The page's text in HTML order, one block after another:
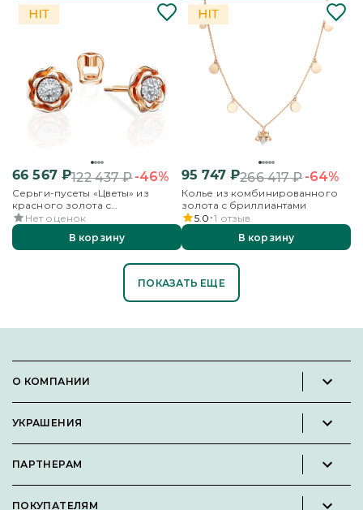
66 567₽122 437₽-46%
Серьги-пусеты «Цветы» из
красного золота с
бриллиантами
Нет оценок
В корзину
95 747₽266 417₽-64%
Колье из комбинированного
золота с бриллиантами
5.0 1 отзыв
В корзину
ПОКАЗАТЬ ЕЩЕ
О КОМПАНИИ
Вакансии
УКРАШЕНИЯ
Кольца
ПАРТНЕРАМ
ПОКУПАТЕЛЯМ